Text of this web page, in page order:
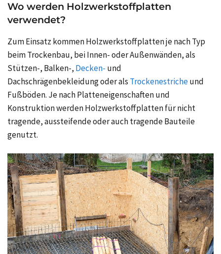
Wo werden Holzwerkstoffplatten
verwendet?
Zum Einsatz kommen Holzwerkstoffplatten je nach Typ
beim Trockenbau, bei Innen- oder Außenwänden, als
Stützen-, Balken-, Decken- und
Dachschrägenbekleidung oder als Trockenestricheund
Fußböden. Je nach Platteneigenschaften und
Konstruktion werden Holzwerkstoffplatten für nicht
tragende, aussteifende oder auch tragende Bauteile
genutzt.